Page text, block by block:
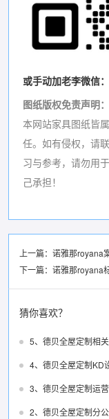
或手动加老李微信：
图纸版权免责声明：
本网站家具图纸皆
任。如有侵权，请
习与参考，请勿用
己承担！
上一篇： 诺雅那royana
下一篇： 诺雅那royana
猜你喜欢？
5、德贝全屋定制相
4、德贝全屋定制KD
3、德贝全屋定制运
2、德贝全屋定制分